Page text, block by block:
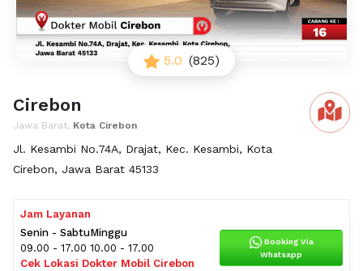
5.0 (825)
Cirebon
Jawa Barat, Kota Cirebon
Jl. Kesambi No.74A, Drajat, Kec. Kesambi, Kota
Cirebon, Jawa Barat 45133
Jam Layanan
Senin - Sabtu
09.00 - 17.00
Minggu
10.00 - 17.00
Cek Lokasi Dokter Mobil Cirebon
Booking Via
Whatsapp